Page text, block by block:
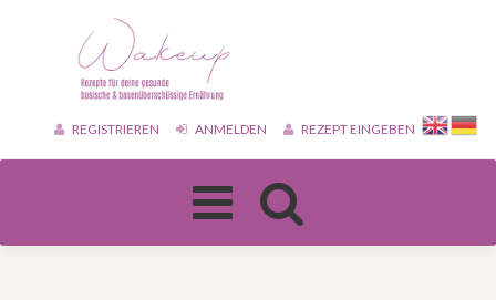
REGISTRIEREN ANMELDEN REZEPT EINGEBEN
Toggle
navigation